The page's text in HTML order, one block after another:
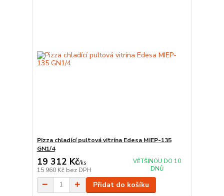
Pizza chladící pultová vitrína Edesa MIEP-135
GN1/4
19 312 Kč/ks
15 960 Kč bez DPH
VĚTŠINOU DO 10
DNŮ
Přidat do košíku